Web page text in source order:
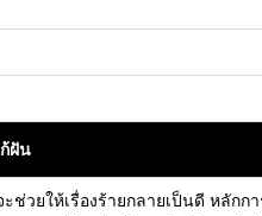
ฝัน
วยให้เรื่องร้ายกลายเป็นดี หลั